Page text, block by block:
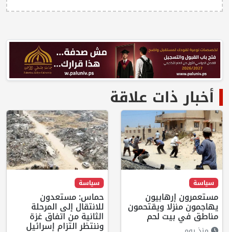
أخبار ذات علاقة
سياسة
مستعمرون إرهابيون
يهاجمون منزلا ويقتحمون
مناطق في بيت لحم
سياسة
حماس: مستعدون
للانتقال إلى المرحلة
الثانية من اتفاق غزة
وننتظر التزام إسرائيل